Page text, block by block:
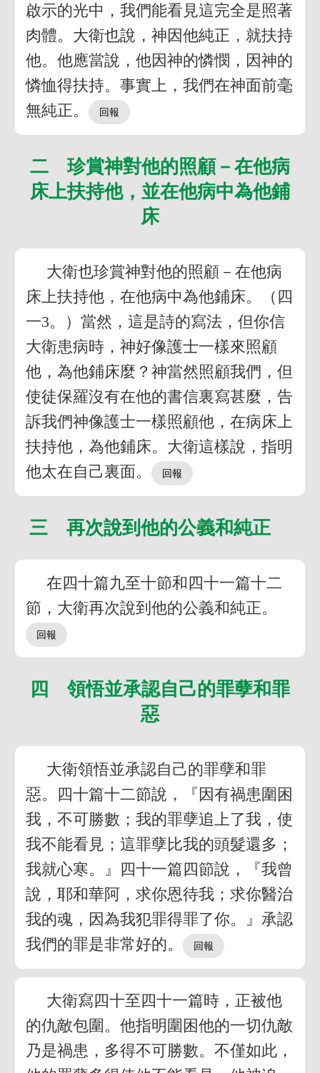
啟示的光中，我們能看見這完全是照著
肉體。大衛也說，神因他純正，就扶持
他。他應當說，他因神的憐憫，因神的
憐恤得扶持。事實上，我們在神面前毫
無純正。
二 珍賞神對他的照顧－在他病
床上扶持他，並在他病中為他鋪
床
大衛也珍賞神對他的照顧－在他病
床上扶持他，在他病中為他鋪床。（四
一3。）當然，這是詩的寫法，但你信
大衛患病時，神好像護士一樣來照顧
他，為他鋪床麼？神當然照顧我們，但
使徒保羅沒有在他的書信裏寫甚麼，告
訴我們神像護士一樣照顧他，在病床上
扶持他，為他鋪床。大衛這樣說，指明
他太在自己裏面。
三 再次說到他的公義和純正
在四十篇九至十節和四十一篇十二
節，大衛再次說到他的公義和純正。
四 領悟並承認自己的罪孽和罪
惡
大衛領悟並承認自己的罪孽和罪
惡。四十篇十二節說，『因有禍患圍困
我，不可勝數；我的罪孽追上了我，使
我不能看見；這罪孽比我的頭髮還多；
我就心寒。』四十一篇四節說，『我曾
說，耶和華阿，求你恩待我；求你醫治
我的魂，因為我犯罪得罪了你。』承認
我們的罪是非常好的。
大衛寫四十至四十一篇時，正被他
的仇敵包圍。他指明圍困他的一切仇敵
乃是禍患，多得不可勝數。不僅如此，